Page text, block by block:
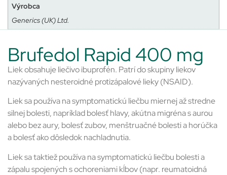
Výrobca
Generics (UK) Ltd.
Brufedol Rapid 400 mg
Liek obsahuje liečivo ibuprofén. Patrí do skupiny liekov
nazývaných nesteroidné protizápalové lieky (NSAID).
Liek sa používa na symptomatickú liečbu miernej až stredne
silnej bolesti, napríklad bolesť hlavy, akútna migréna s aurou
alebo bez aury, bolesť zubov, menštruačné bolesti a horúčka
a bolesť ako dôsledok nachladnutia.
Liek sa taktiež používa na symptomatickú liečbu bolesti a
zápalu spojených s ochoreniami kĺbov (napr. reumatoidná